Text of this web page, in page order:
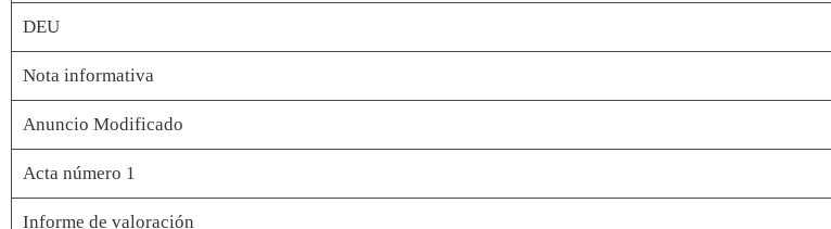
DEU
Nota informativa
Anuncio Modificado
Acta número 1
Informe de valoración